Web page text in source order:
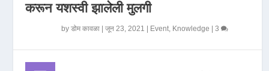
करून यशस्वी झालेली मुलगी
byडोम कावळा |जून 23, 2021 Event, Knowledge |3